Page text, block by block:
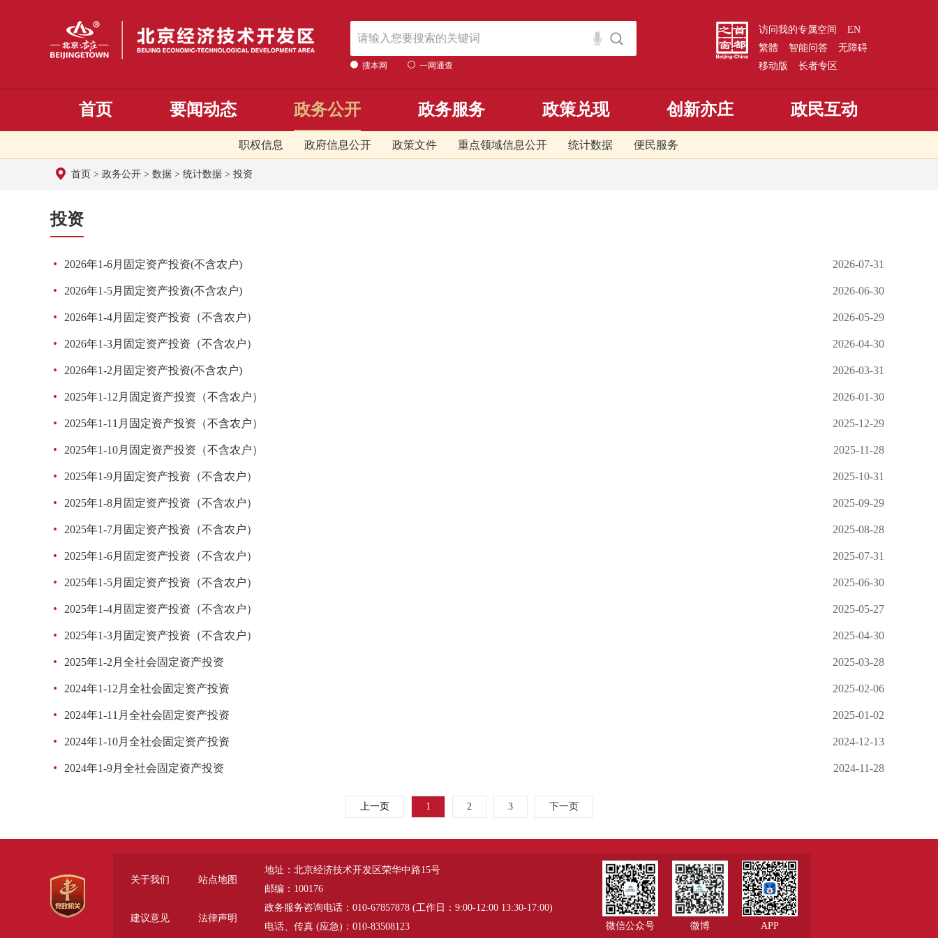
搜本网 一网通查
访问我的专属空间
EN
繁體
智能问答
无障碍
移动版
长者专区
首页 要闻动态 政务公开
职权信息 政府信息公开 政策文件 重点领域信息公开 统计数据 便民服务
政务服务 政策兑现 创新亦庄 政民互动
首页 > 政务公开 > 数据 > 统计数据 > 投资
投资
2026年1-6月固定资产投资(不含农户) 2026-07-31
2026年1-5月固定资产投资(不含农户) 2026-06-30
2026年1-4月固定资产投资（不含农户） 2026-05-29
2026年1-3月固定资产投资（不含农户） 2026-04-30
2026年1-2月固定资产投资(不含农户) 2026-03-31
2025年1-12月固定资产投资（不含农户） 2026-01-30
2025年1-11月固定资产投资（不含农户） 2025-12-29
2025年1-10月固定资产投资（不含农户） 2025-11-28
2025年1-9月固定资产投资（不含农户） 2025-10-31
2025年1-8月固定资产投资（不含农户） 2025-09-29
2025年1-7月固定资产投资（不含农户） 2025-08-28
2025年1-6月固定资产投资（不含农户） 2025-07-31
2025年1-5月固定资产投资（不含农户） 2025-06-30
2025年1-4月固定资产投资（不含农户） 2025-05-27
2025年1-3月固定资产投资（不含农户） 2025-04-30
2025年1-2月全社会固定资产投资 2025-03-28
2024年1-12月全社会固定资产投资 2025-02-06
2024年1-11月全社会固定资产投资 2025-01-02
2024年1-10月全社会固定资产投资 2024-12-13
2024年1-9月全社会固定资产投资 2024-11-28
上一页 1 2 3 下一页
关于我们 站点地图
建议意见 法律声明
地址：北京经济技术开发区荣华中路15号
邮编：100176
政务服务咨询电话：010-67857878 (工作日：9:00-12:00 13:30-17:00)
电话、传真 (应急)：010-83508123
微信公众号 微博 APP